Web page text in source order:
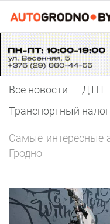
Все новости ДТП
Транспортный налог
Самые интересные
Гродно